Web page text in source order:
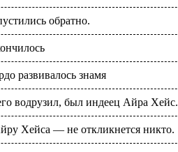
обратно.
развивалось знамя
водрузил, был индеец Айра Хейс.
Хейса — не откликнется никто.